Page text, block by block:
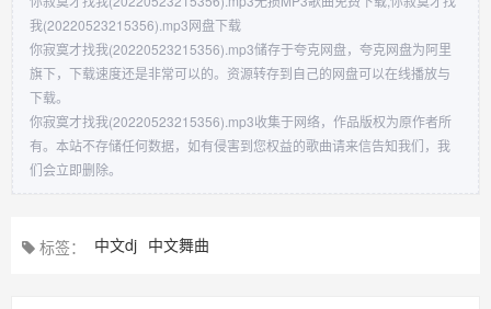
我(20220523215356).mp3网盘下载
你寂寞才找我(20220523215356).mp3储存于夸克网盘，夸克网盘为阿里
旗下，下载速度还是非常可以的。资源转存到自己的网盘可以在线播放与
下载。
你寂寞才找我(20220523215356).mp3收集于网络，作品版权为原作者所
有。本站不存储任何数据，如有侵害到您权益的歌曲请来信告知我们，我
们会立即删除。
标签： 中文dj 中文舞曲